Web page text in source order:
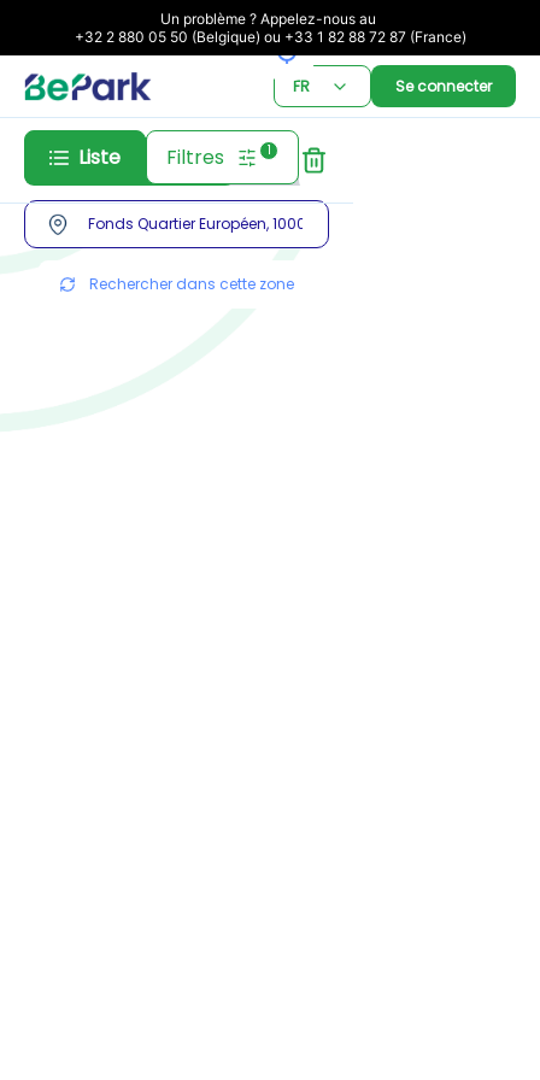
Un problème ? Appelez-nous au
+32 2 880 05 50 (Belgique) ou +33 1 82 88 72 87 (France)
FR Se connecter
Abonnement Réservation
Rechercher dans cette zone
Liste Filtres 1